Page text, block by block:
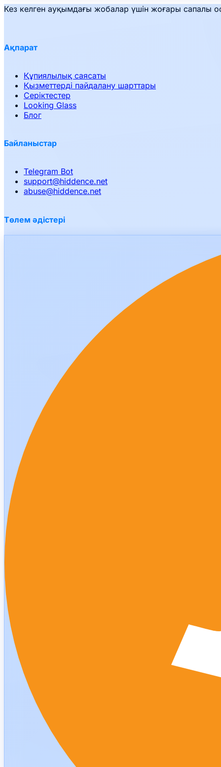
Кез келген ауқымдағы жобалар үшін жоғары сапалы
Ақпарат
Құпиялылық саясаты
Қызметтерді пайдалану шарттары
Серіктестер
Looking Glass
Блог
Байланыстар
Telegram Bot
support@hiddence.net
abuse@hiddence.net
Төлем әдістері